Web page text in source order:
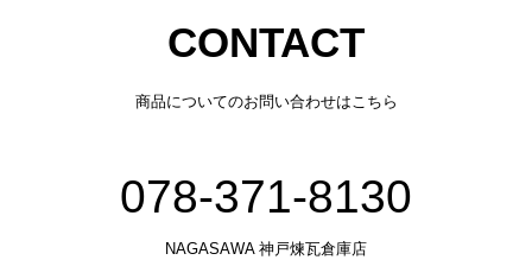
CONTACT
商品についてのお問い合わせはこちら
078-371-8130
NAGASAWA 神戸煉瓦倉庫店